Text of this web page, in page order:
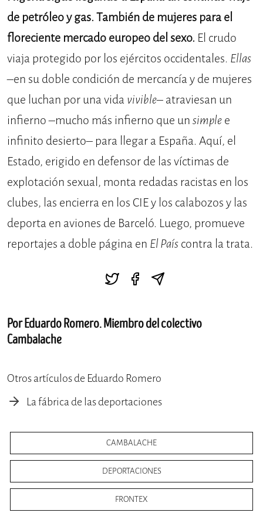
de petróleo y gas. También de mujeres para el
floreciente mercado europeo del sexo. El crudo
viaja protegido por los ejércitos occidentales. Ellas
–en su doble condición de mercancía y de mujeres
que luchan por una vidavivible– atraviesan un
infierno –mucho más infierno que unsimplee
infinito desierto– para llegar a España. Aquí, el
Estado, erigido en defensor de las víctimas de
explotación sexual, monta redadas racistas en los
clubes, las encierra en los CIE y los calabozos y las
deporta en aviones de Barceló. Luego, promueve
reportajes a doble página en El Paíscontra la trata.
Por Eduardo Romero. Miembro del colectivo
Cambalache
Otros artículos de Eduardo Romero
La fábrica de las deportaciones
CAMBALACHE
DEPORTACIONES
FRONTEX